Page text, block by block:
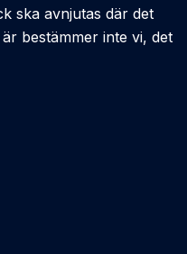
ska avnjutas där det
bestämmer inte vi, det